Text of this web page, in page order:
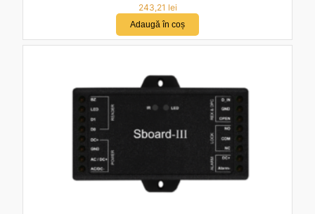
243,21 lei
Adaugă în coș